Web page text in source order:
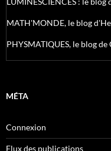
MATH'MONDE, le blog
PHYSMATIQUES, le blog
MÉTA
Connexion
Flux des publications